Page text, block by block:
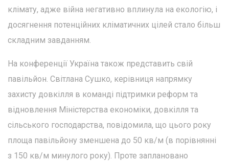
клімату, адже війна негативно вплинула на екологію, і
досягнення потенційних кліматичних цілей стало більш
складним завданням.
На конференції Україна також представить свій
павільйон. Світлана Сушко, керівниця напрямку
захисту довкілля в команді підтримки реформ та
відновлення Міністерства економіки, довкілля та
сільського господарства, повідомила, що цього року
площа павільйону зменшена до 50 кв/м (в порівнянні
з 150 кв/м минулого року). Проте заплановано